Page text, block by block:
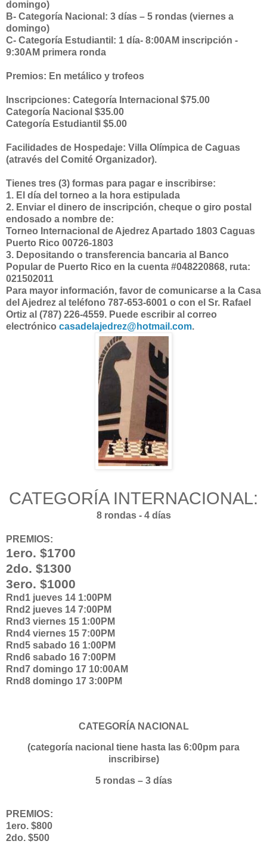
domingo)
B- Categoría Nacional: 3 días – 5 rondas (viernes a
domingo)
C- Categoría Estudiantil: 1 día- 8:00AM inscripción -
9:30AM primera ronda
Premios: En metálico y trofeos
Inscripciones: Categoría Internacional $75.00
Categoría Nacional $35.00
Categoría Estudiantil $5.00
Facilidades de Hospedaje: Villa Olímpica de Caguas
(através del Comité Organizador).
Tienes tres (3) formas para pagar e inscribirse:
1. El día del torneo a la hora estipulada
2. Enviar el dinero de inscripción, cheque o giro postal
endosado a nombre de:
Torneo Internacional de Ajedrez Apartado 1803 Caguas
Puerto Rico 00726-1803
3. Depositando o transferencia bancaria al Banco
Popular de Puerto Rico en la cuenta #048220868, ruta:
021502011
Para mayor información, favor de comunicarse a la Casa
del Ajedrez al teléfono 787-653-6001 o con el Sr. Rafael
Ortiz al (787) 226-4559. Puede escribir al correo
electrónico casadelajedrez@hotmail.com.
CATEGORÍA INTERNACIONAL:
8 rondas - 4 días
PREMIOS:
1ero. $1700
2do. $1300
3ero. $1000
Rnd1 jueves 14 1:00PM
Rnd2 jueves 14 7:00PM
Rnd3 viernes 15 1:00PM
Rnd4 viernes 15 7:00PM
Rnd5 sabado 16 1:00PM
Rnd6 sabado 16 7:00PM
Rnd7 domingo 17 10:00AM
Rnd8 domingo 17 3:00PM
CATEGORÍA NACIONAL
(categoría nacional tiene hasta las 6:00pm para
inscribirse)
5 rondas – 3 días
PREMIOS:
1ero. $800
2do. $500